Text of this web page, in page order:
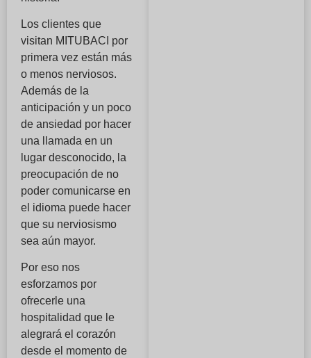
Los clientes que
visitan MITUBACI por
primera vez están más
o menos nerviosos.
Además de la
anticipación y un poco
de ansiedad por hacer
una llamada en un
lugar desconocido, la
preocupación de no
poder comunicarse en
el idioma puede hacer
que su nerviosismo
sea aún mayor.
Por eso nos
esforzamos por
ofrecerle una
hospitalidad que le
alegrará el corazón
desde el momento de